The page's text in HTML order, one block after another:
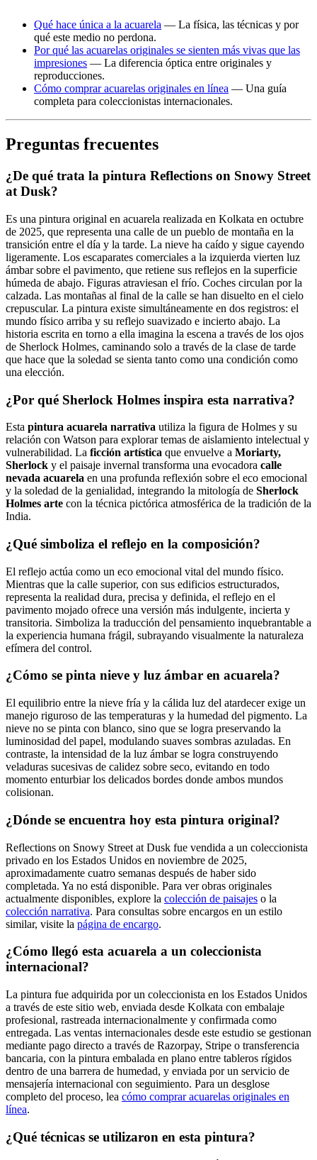
Qué hace única a la acuarela — La física, las técnicas y por
qué este medio no perdona.
Por qué las acuarelas originales se sienten más vivas que las
impresiones — La diferencia óptica entre originales y
reproducciones.
Cómo comprar acuarelas originales en línea — Una guía
completa para coleccionistas internacionales.
Preguntas frecuentes
¿De qué trata la pintura Reflections on Snowy Street
at Dusk?
Es una pintura original en acuarela realizada en Kolkata en octubre
de 2025, que representa una calle de un pueblo de montaña en la
transición entre el día y la tarde. La nieve ha caído y sigue cayendo
ligeramente. Los escaparates comerciales a la izquierda vierten luz
ámbar sobre el pavimento, que retiene sus reflejos en la superficie
húmeda de abajo. Figuras atraviesan el frío. Coches circulan por la
calzada. Las montañas al final de la calle se han disuelto en el cielo
crepuscular. La pintura existe simultáneamente en dos registros: el
mundo físico arriba y su reflejo suavizado e incierto abajo. La
historia escrita en torno a ella imagina la escena a través de los ojos
de Sherlock Holmes, caminando solo a través de la clase de tarde
que hace que la soledad se sienta tanto como una condición como
una elección.
¿Por qué Sherlock Holmes inspira esta narrativa?
Esta pintura acuarela narrativa utiliza la figura de Holmes y su
relación con Watson para explorar temas de aislamiento intelectual y
vulnerabilidad. La ficción artística que envuelve a Moriarty,
Sherlock y el paisaje invernal transforma una evocadora calle
nevada acuarela en una profunda reflexión sobre el eco emocional
y la soledad de la genialidad, integrando la mitología de Sherlock
Holmes arte con la técnica pictórica atmosférica de la tradición de la
India.
¿Qué simboliza el reflejo en la composición?
El reflejo actúa como un eco emocional vital del mundo físico.
Mientras que la calle superior, con sus edificios estructurados,
representa la realidad dura, precisa y definida, el reflejo en el
pavimento mojado ofrece una versión más indulgente, incierta y
transitoria. Simboliza la traducción del pensamiento inquebrantable a
la experiencia humana frágil, subrayando visualmente la naturaleza
efímera del control.
¿Cómo se pinta nieve y luz ámbar en acuarela?
El equilibrio entre la nieve fría y la cálida luz del atardecer exige un
manejo riguroso de las temperaturas y la humedad del pigmento. La
nieve no se pinta con blanco, sino que se logra preservando la
luminosidad del papel, modulando suaves sombras azuladas. En
contraste, la intensidad de la luz ámbar se logra construyendo
veladuras sucesivas de calidez sobre seco, evitando en todo
momento enturbiar los delicados bordes donde ambos mundos
colisionan.
¿Dónde se encuentra hoy esta pintura original?
Reflections on Snowy Street at Dusk fue vendida a un coleccionista
privado en los Estados Unidos en noviembre de 2025,
aproximadamente cuatro semanas después de haber sido
completada. Ya no está disponible. Para ver obras originales
actualmente disponibles, explore la colección de paisajes o la
colección narrativa. Para consultas sobre encargos en un estilo
similar, visite la página de encargo.
¿Cómo llegó esta acuarela a un coleccionista
internacional?
La pintura fue adquirida por un coleccionista en los Estados Unidos
a través de este sitio web, enviada desde Kolkata con embalaje
profesional, rastreada internacionalmente y confirmada como
entregada. Las ventas internacionales desde este estudio se gestionan
mediante pago directo a través de Razorpay, Stripe o transferencia
bancaria, con la pintura embalada en plano entre tableros rígidos
dentro de una barrera de humedad, y enviada por un servicio de
mensajería internacional con seguimiento. Para un desglose
completo del proceso, lea cómo comprar acuarelas originales en
línea.
¿Qué técnicas se utilizaron en esta pintura?